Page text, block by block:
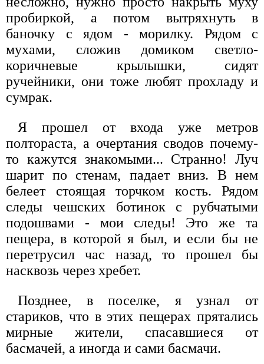
пробиркой, а потом вытряхнуть в
баночку с ядом - морилку. Рядом с
мухами, сложив домиком светло-
коричневые крылышки, сидят
ручейники, они тоже любят прохладу и
сумрак.
Я прошел от входа уже метров
полтораста, а очертания сводов почему-
то кажутся знакомыми... Странно! Луч
шарит по стенам, падает вниз. В нем
белеет стоящая торчком кость. Рядом
следы чешских ботинок с рубчатыми
подошвами - мои следы! Это же та
пещера, в которой я был, и если бы не
перетрусил час назад, то прошел бы
насквозь через хребет.
Позднее, в поселке, я узнал от
стариков, что в этих пещерах прятались
мирные жители, спасавшиеся от
басмачей, а иногда и сами басмачи.